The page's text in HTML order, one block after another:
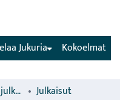
Kokoelmat
Jukuria
Luonnonvarakeskuksen julkaisut
Julkaisut